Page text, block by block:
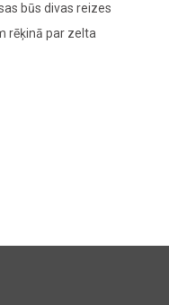
būs divas reizes
rēķinā par zelta